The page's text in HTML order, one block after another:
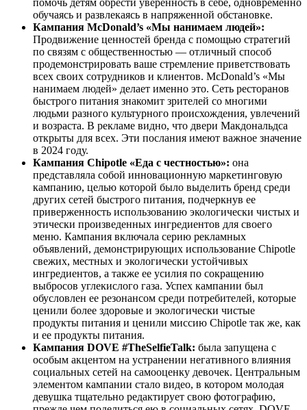
помочь детям обрести уверенность в себе, одновременно
обучаясь и развлекаясь в напряженной обстановке.
Кампания McDonald’s «Мы нанимаем людей»:
Продвижение ценностей бренда с помощью стратегий
по связям с общественностью — отличный способ
продемонстрировать ваше стремление приветствовать
всех своих сотрудников и клиентов. McDonald’s «Мы
нанимаем людей» делает именно это. Сеть ресторанов
быстрого питания знакомит зрителей со многими
людьми разного культурного происхождения, увлечений
и возраста. В рекламе видно, что двери Макдональдса
открыты для всех. Эти послания имеют важное значение
в 2024 году.
Кампания Chipotle «Еда с честностью»: она
представляла собой инновационную маркетинговую
кампанию, целью которой было выделить бренд среди
других сетей быстрого питания, подчеркнув ее
приверженность использованию экологически чистых и
этически произведенных ингредиентов для своего
меню. Кампания включала серию рекламных
объявлений, демонстрирующих использование Chipotle
свежих, местных и экологически устойчивых
ингредиентов, а также ее усилия по сокращению
выбросов углекислого газа. Успех кампании был
обусловлен ее резонансом среди потребителей, которые
ценили более здоровые и экологически чистые
продукты питания и ценили миссию Chipotle так же, как
и ее продукты питания.
Кампания DOVE #TheSelfieTalk: была запущена с
особым акцентом на устранении негативного влияния
социальных сетей на самооценку девочек. Центральным
элементом кампании стало видео, в котором молодая
девушка тщательно редактирует свою фотографию,